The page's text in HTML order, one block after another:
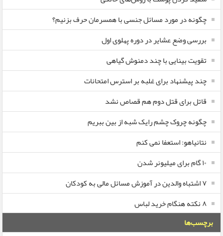
چگونه در مورد مسائل جنسی با همسرمان حرف بزنیم؟
بررسی وضع عشایر در دوره پهلوی اول
تقویت بینایی با چند دمنوش گیاهی
چند پیشنهاد برای غلبه بر استرس امتحانات
قاتل برای قتل دوم هم قصاص نشد
چگونه چروک چشم رایک شبه از بین ببریم
نتانیاهو: استعفا نمی کنم
۱۰ گام برای میلیونر شدن
۷ اشتباه والدین در آموزش مسائل مالی به کودکان
۸ نکته هنگام خرید لباس
برچسب‌ها